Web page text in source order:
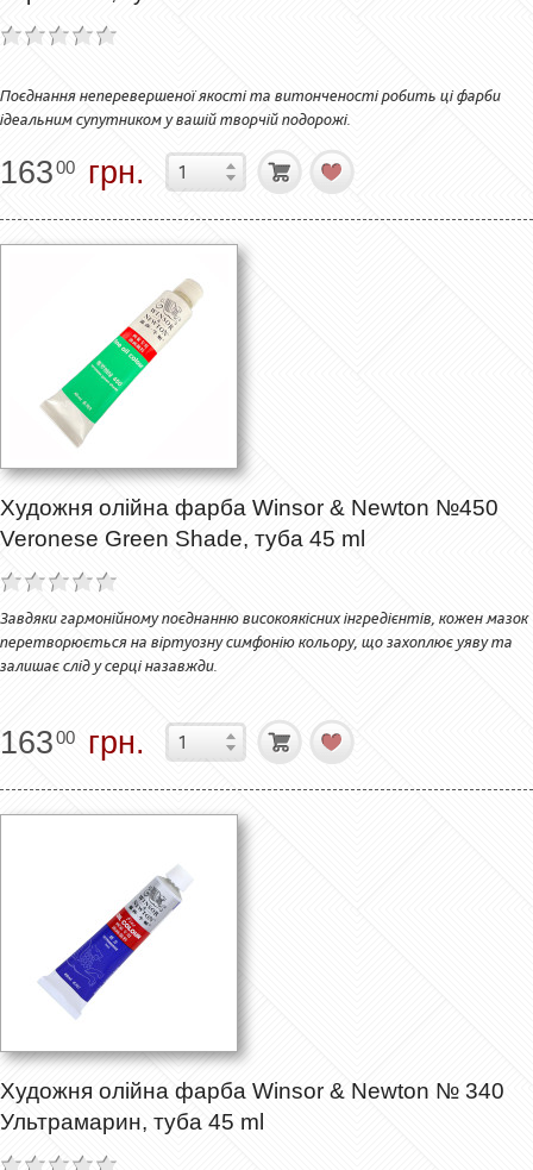
Поєднання неперевершеної якості та витонченості робить ці фарби
ідеальним супутником у вашій творчій подорожі.
16300 грн.
Художня олійна фарба Winsor & Newton №450
Veronese Green Shade, туба 45 ml
Завдяки гармонійному поєднанню високоякісних інгредієнтів, кожен мазок
перетворюється на віртуозну симфонію кольору, що захоплює уяву та
залишає слід у серці назавжди.
16300 грн.
Художня олійна фарба Winsor & Newton № 340
Ультрамарин, туба 45 ml